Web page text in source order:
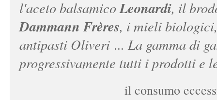
l'aceto balsamicoLeonardi, il
Dammann Frères, i mieli
antipasti Oliveri ... La gamma di
progressivamente tutti i prodotti e
il consumo